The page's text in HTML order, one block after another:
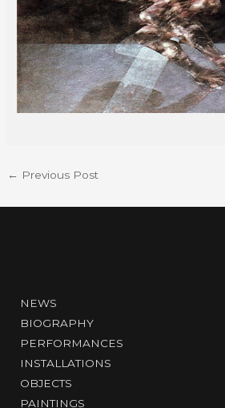
← Previous Post
NEWS
BIOGRAPHY
PERFORMANCES
INSTALLATIONS
OBJECTS
PAINTINGS